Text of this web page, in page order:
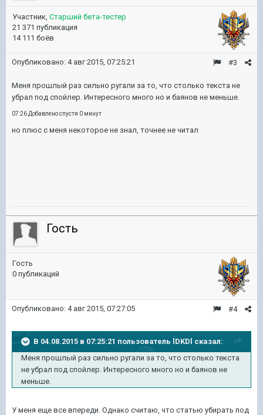
Участник, Старший бета-тестер
21 371 публикация
14 111 боёв
#3
Опубликовано: 4 авг 2015, 07:25:21
Меня прошлый раз сильно ругали за то, что столько текста не
убрал под спойлер. Интересного много но и баянов не меньше.
07:26 Добавлено спустя 0 минут
но плюс с меня некоторое не знал, точнее не читал
Гость
Гость
0 публикаций
#4
Опубликовано: 4 авг 2015, 07:27:05
В 04.08.2015 в 07:25:21 пользователь lDKDl сказал:
Меня прошлый раз сильно ругали за то, что столько текста
не убрал под спойлер. Интересного много но и баянов не
меньше.
У меня еще все впереди. Однако считаю, что статью убирать под